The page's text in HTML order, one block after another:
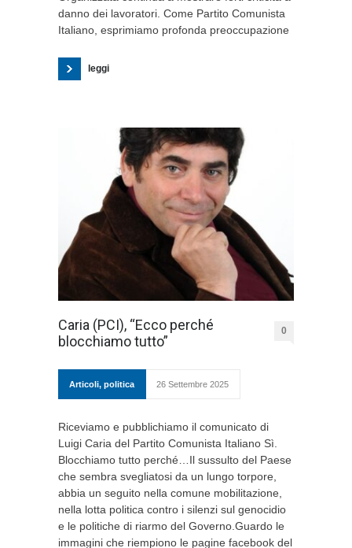
danno dei lavoratori. Come Partito Comunista
Italiano, esprimiamo profonda preoccupazione
leggi
Caria (PCI), “Ecco perché
blocchiamo tutto”
0
Articoli, politica 26 Settembre 2025
Riceviamo e pubblichiamo il comunicato di
Luigi Caria del Partito Comunista Italiano Sì.
Blocchiamo tutto perché…Il sussulto del Paese
che sembra svegliatosi da un lungo torpore,
abbia un seguito nella comune mobilitazione,
nella lotta politica contro i silenzi sul genocidio
e le politiche di riarmo del Governo.Guardo le
immagini che riempiono le pagine facebook del